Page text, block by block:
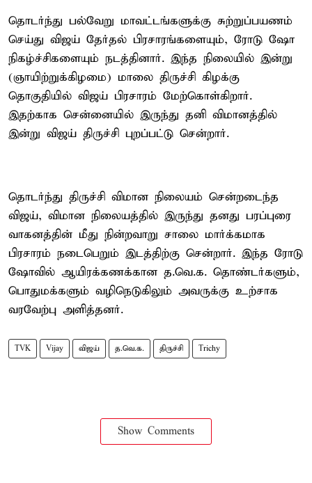
தொடர்ந்து பல்வேறு மாவட்டங்களுக்கு சுற்றுப்பயணம்
செய்து விஜய் தேர்தல் பிரசாரங்களையும், ரோடு ஷோ
நிகழ்ச்சிகளையும் நடத்தினார். இந்த நிலையில் இன்று
(ஞாயிற்றுக்கிழமை) மாலை திருச்சி கிழக்கு
தொகுதியில் விஜய் பிரசாரம் மேற்கொள்கிறார்.
இதற்காக சென்னையில் இருந்து தனி விமானத்தில்
இன்று விஜய் திருச்சி புறப்பட்டு சென்றார்.
தொடர்ந்து திருச்சி விமான நிலையம் சென்றடைந்த
விஜய், விமான நிலையத்தில் இருந்து தனது பரப்புரை
வாகனத்தின் மீது நின்றவாறு சாலை மார்க்கமாக
பிரசாரம் நடைபெறும் இடத்திற்கு சென்றார். இந்த ரோடு
ஷோவில் ஆயிரக்கணக்கான த.வெ.க. தொண்டர்களும்,
பொதுமக்களும் வழிநெடுகிலும் அவருக்கு உற்சாக
வரவேற்பு அளித்தனர்.
TVK Vijay விஜய் த.வெ.க. திருச்சி Trichy
Show Comments